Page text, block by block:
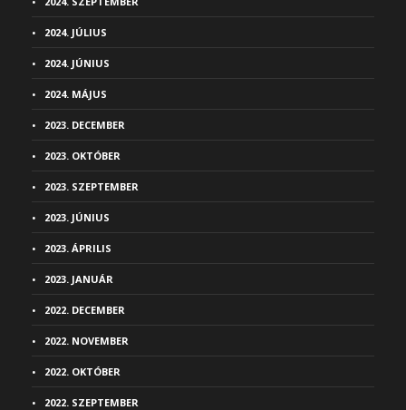
2024. JÚLIUS
2024. JÚNIUS
2024. MÁJUS
2023. DECEMBER
2023. OKTÓBER
2023. SZEPTEMBER
2023. JÚNIUS
2023. ÁPRILIS
2023. JANUÁR
2022. DECEMBER
2022. NOVEMBER
2022. OKTÓBER
2022. SZEPTEMBER